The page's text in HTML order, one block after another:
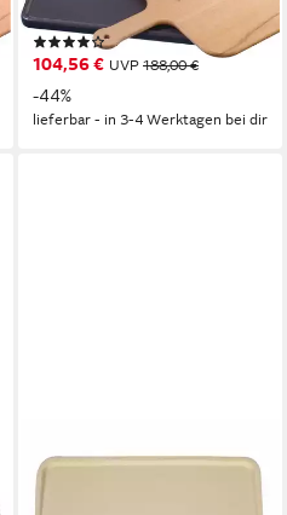
Holzschieber
(3)
104,56 € UVP 188,00 €
-44%
lieferbar - in 3-4 Werktagen bei dir
Pizzastein Deluxe 40 x 32 cm,